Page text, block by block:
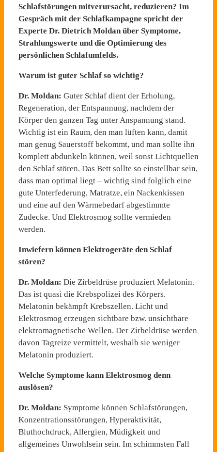
Schlafstörungen mitverursacht, reduzieren? Im
Gespräch mit der Schlafkampagne spricht der
Experte Dr. Dietrich Moldan über Symptome,
Strahlungswerte und die Optimierung des
persönlichen Schlafumfelds.
Warum ist guter Schlaf so wichtig?
Dr. Moldan: Guter Schlaf dient der Erholung,
Regeneration, der Entspannung, nachdem der
Körper den ganzen Tag unter Anspannung stand.
Wichtig ist ein Raum, den man lüften kann, damit
man genug Sauerstoff bekommt, und man sollte ihn
komplett abdunkeln können, weil sonst Lichtquellen
den Schlaf stören. Das Bett sollte so einstellbar sein,
dass man optimal liegt – wichtig sind folglich eine
gute Unterfederung, Matratze, ein Nackenkissen
und eine auf den Wärmebedarf abgestimmte
Zudecke. Und Elektrosmog sollte vermieden
werden.
Inwiefern können Elektrogeräte den Schlaf
stören?
Dr. Moldan: Die Zirbeldrüse produziert Melatonin.
Das ist quasi die Krebspolizei des Körpers.
Melatonin bekämpft Krebszellen. Licht und
Elektrosmog erzeugen sichtbare bzw. unsichtbare
elektromagnetische Wellen. Der Zirbeldrüse werden
davon Tagreize vermittelt, weshalb sie weniger
Melatonin produziert.
Welche Symptome kann Elektrosmog denn
auslösen?
Dr. Moldan: Symptome können Schlafstörungen,
Konzentrationsstörungen, Hyperaktivität,
Bluthochdruck, Allergien, Müdigkeit und
allgemeines Unwohlsein sein. Im schimmsten Fall